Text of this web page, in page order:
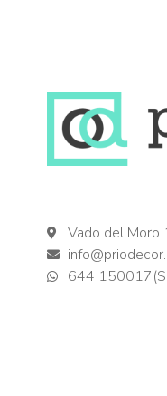
Vado del Moro
644